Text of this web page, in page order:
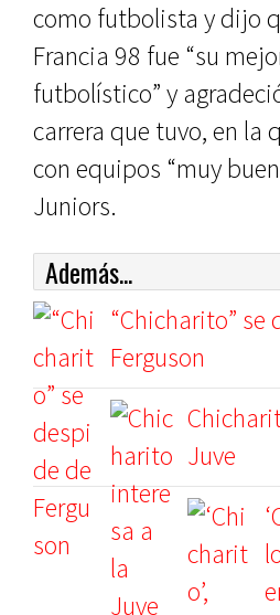
como futbolista y dijo
Francia 98 fue “su
futbolístico” y
carrera que tuvo, en la
con equipos “muy
Juniors.
Además...
“Chicharito” se
Ferguson
Juve